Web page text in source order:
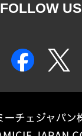
FOLLOW US